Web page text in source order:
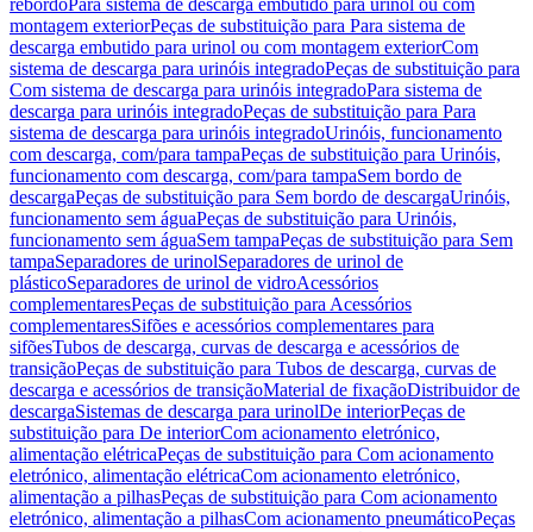
rebordoPara sistema de descarga embutido para urinol ou com
montagem exteriorPeças de substituição para Para sistema de
descarga embutido para urinol ou com montagem exteriorCom
sistema de descarga para urinóis integradoPeças de substituição para
Com sistema de descarga para urinóis integradoPara sistema de
descarga para urinóis integradoPeças de substituição para Para
sistema de descarga para urinóis integradoUrinóis, funcionamento
com descarga, com/para tampaPeças de substituição para Urinóis,
funcionamento com descarga, com/para tampaSem bordo de
descargaPeças de substituição para Sem bordo de descargaUrinóis,
funcionamento sem águaPeças de substituição para Urinóis,
funcionamento sem águaSem tampaPeças de substituição para Sem
tampaSeparadores de urinolSeparadores de urinol de
plásticoSeparadores de urinol de vidroAcessórios
complementaresPeças de substituição para Acessórios
complementaresSifões e acessórios complementares para
sifõesTubos de descarga, curvas de descarga e acessórios de
transiçãoPeças de substituição para Tubos de descarga, curvas de
descarga e acessórios de transiçãoMaterial de fixaçãoDistribuidor de
descargaSistemas de descarga para urinolDe interiorPeças de
substituição para De interiorCom acionamento eletrónico,
alimentação elétricaPeças de substituição para Com acionamento
eletrónico, alimentação elétricaCom acionamento eletrónico,
alimentação a pilhasPeças de substituição para Com acionamento
eletrónico, alimentação a pilhasCom acionamento pneumáticoPeças